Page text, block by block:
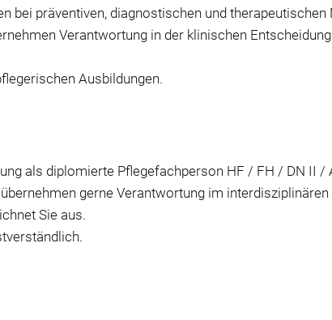
bei präventiven, diagnostischen und
Verantwortung in der klinischen
Ausbildungen.
als diplomierte Pflegefachperson HF / FH / DN II /
gerne Verantwortung im interdisziplinären
Sie aus.